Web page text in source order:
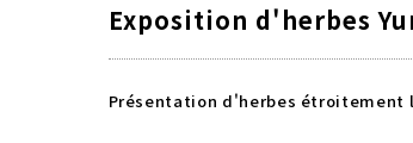
Exposition d'herbes
Présentation d'herbes étroitement